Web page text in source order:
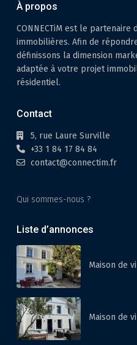
À propos
CONNECTiM est le partenaire
immobilières. Afin de
définissons la dimension
adaptée à votre projet
résidentiel.
Contact
5, rue Laure Surville
+33 1 84 17 84 84
contact@connectim.fr
Qui sommes-nous ?
Liste d’annonces
Maison de
Maison de